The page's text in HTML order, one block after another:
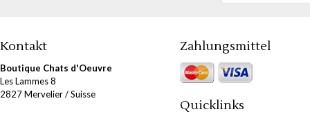
Kontakt
Boutique Chats d'Oeuvre
Les Lammes 8
2827 Mervelier / Suisse
Zahlungsmittel
Quicklinks